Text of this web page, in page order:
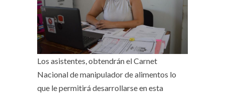
Los asistentes, obtendrán el Carnet
Nacional de manipulador de alimentos lo
que le permitirá desarrollarse en esta